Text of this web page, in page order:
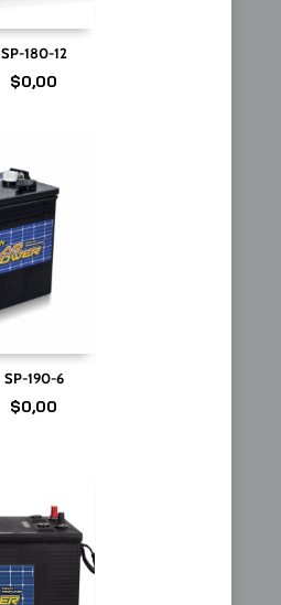
SP-180-12
$0,00
SP-190-6
$0,00